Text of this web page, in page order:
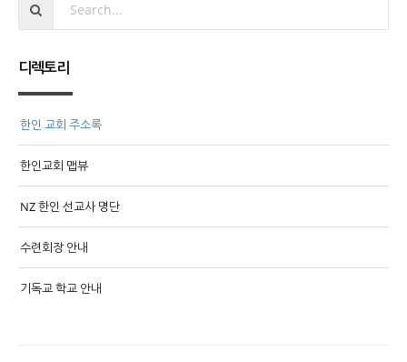
디렉토리
한인 교회 주소록
한인교회 맵뷰
NZ 한인 선교사 명단
수련회장 안내
기독교 학교 안내